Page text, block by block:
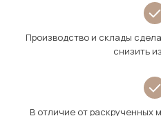
Производство и склады
снизить
В отличие от раскрученных